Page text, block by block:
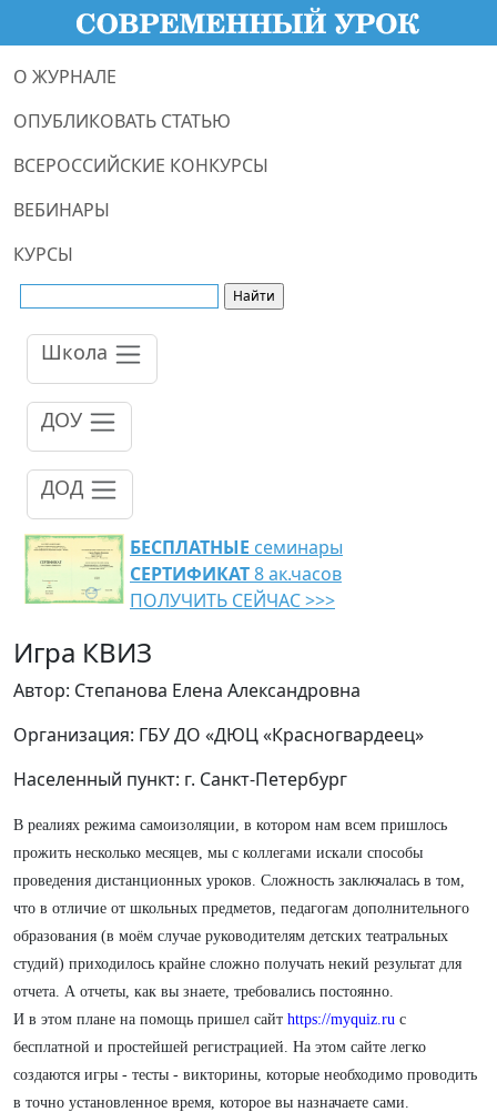
О ЖУРНАЛЕ
ОПУБЛИКОВАТЬ СТАТЬЮ
ВСЕРОССИЙСКИЕ КОНКУРСЫ
ВЕБИНАРЫ
КУРСЫ
Школа
ДОУ
ДОД
БЕСПЛАТНЫЕ семинары
СЕРТИФИКАТ8 ак.часов
ПОЛУЧИТЬ СЕЙЧАС >>>
Игра КВИЗ
Автор: Степанова Елена Александровна
Организация: ГБУ ДО «ДЮЦ «Красногвардеец»
Населенный пункт: г. Санкт-Петербург
В реалиях режима самоизоляции, в котором нам всем пришлось
прожить несколько месяцев, мы с коллегами искали способы
проведения дистанционных уроков. Сложность заключалась в том,
что в отличие от школьных предметов, педагогам дополнительного
образования (в моём случае руководителям детских театральных
студий) приходилось крайне сложно получать некий результат для
отчета. А отчеты, как вы знаете, требовались постоянно.
И в этом плане на помощь пришел сайт https://myquiz.ru с
бесплатной и простейшей регистрацией. На этом сайте легко
создаются игры - тесты - викторины, которые необходимо проводить
в точно установленное время, которое вы назначаете сами.